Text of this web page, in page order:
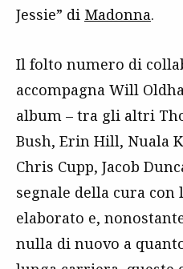
Jessie” di Madonna.
Il folto numero di
accompagna Will
album – tra gli altri
Bush, Erin Hill, Nuala
Chris Cupp, Jacob
segnale della cura con
elaborato e,
nulla di nuovo a